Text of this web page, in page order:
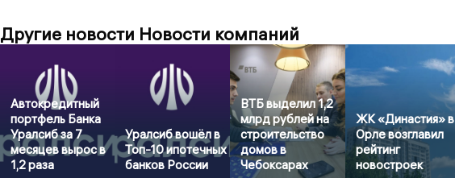
Другие новости Новости компаний
Автокредитный
портфель Банка
Уралсиб за 7
месяцев вырос в
1,2 раза
Уралсиб вошёл в
Топ-10 ипотечных
банков России
ВТБ выделил 1,2
млрд рублей на
строительство
домов в
Чебоксарах
ЖК «Династия» в
Орле возглавил
рейтинг
новостроек